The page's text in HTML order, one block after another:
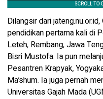
Dilangsir dari
pendidikan pertama kali di
Leteh, Rembang, Jawa
Bisri Mustofa. Ia pun
Pesantren Krapyak,
Ma’shum. Ia juga pernah
Universitas Gajah Mada